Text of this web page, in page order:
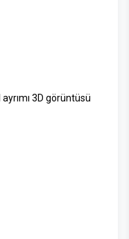
3D görüntüsü